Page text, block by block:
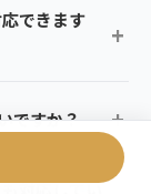
できます
ですか？
対応してい